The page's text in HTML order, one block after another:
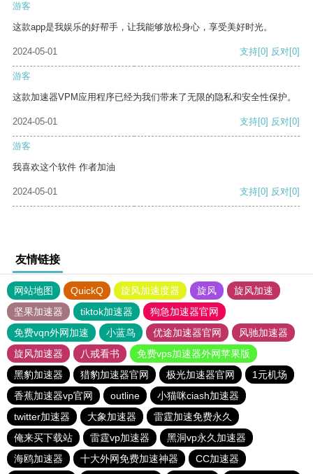
游客
这款app是我娱乐的好帮手，让我能够放松身心，享受美好时光。
2024-05-01 支持[0] 反对[0]
游客
这款加速器VPM应用程序已经为我们带来了无限的隐私和安全性保护。
2024-05-01 支持[0] 反对[0]
游客
我喜欢这个软件 作者加油
2024-05-01 支持[0] 反对[0]
友情链接
网站地图 QuickQ 旋风加速度器 旋风
旋风加速
坚果加速器
tiktok加速器
狗急加速器官网
免费vqn外网加速
小蓝鸟 优途加速器官网
风驰加速器
旋风加速器
八戒看书
免费vps加速器外网苹果版
黑豹加速器
猎豹加速器官网 极光加速器官网
1元机场
香蕉加速器vp官网
outline
小猫咪ciash加速器
twitter加速器
大象加速器
雷霆加速免费永久
俺来买下载站
雷霆vp加速器
黑洞vp永久加速器
海鸥加速器
十大外网免费加速神器 CC加速器